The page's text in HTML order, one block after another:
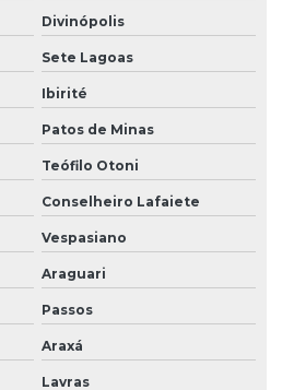
Divinópolis
Sete Lagoas
Ibirité
Patos de Minas
Teófilo Otoni
Conselheiro Lafaiete
Vespasiano
Araguari
Passos
Araxá
Lavras